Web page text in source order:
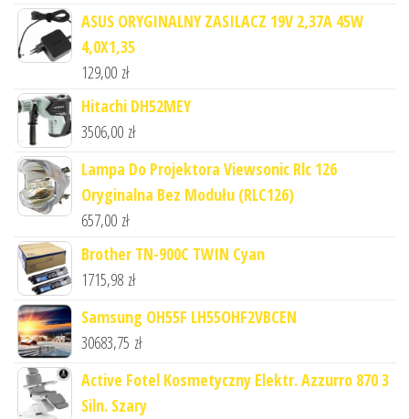
ASUS ORYGINALNY ZASILACZ 19V 2,37A 45W
4,0X1,35
129,00 zł
Hitachi DH52MEY
3506,00 zł
Lampa Do Projektora Viewsonic Rlc 126
Oryginalna Bez Modułu (RLC126)
657,00 zł
Brother TN-900C TWIN Cyan
1715,98 zł
Samsung OH55F LH55OHF2VBCEN
30683,75 zł
Active Fotel Kosmetyczny Elektr. Azzurro 870 3
Siln. Szary